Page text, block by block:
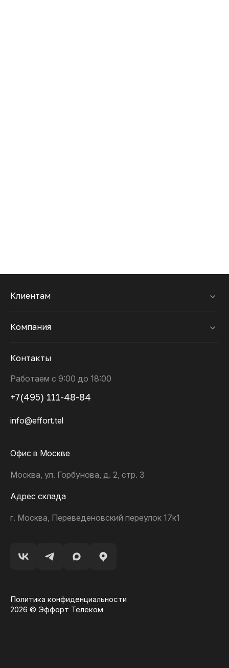
Клиентам
Компания
Контакты
Работаем с 9:00 до 18:00
+7(495) 111-48-84
info@effort.tel
Офис в Москве
Москва, ул. Горбунова, д. 2, стр. 3
Адрес склада
г. Москва, Переведеновский переулок 17к1
2026 © Эффорт Телеком
Политика конфиденциальности